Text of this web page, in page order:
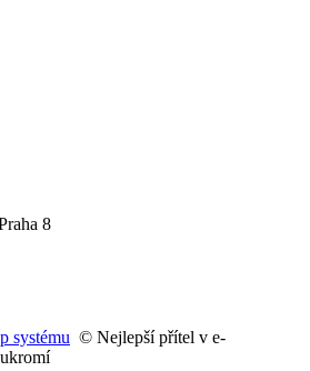
8
systému © Nejlepší přítel v e-